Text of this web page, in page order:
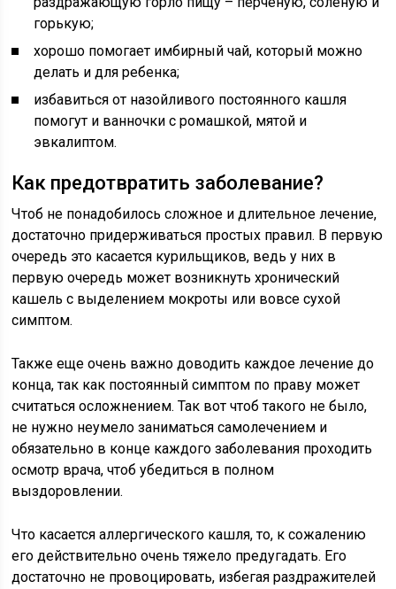
горькую;
хорошо помогает имбирный чай, который можно
делать и для ребенка;
избавиться от назойливого постоянного кашля
помогут и ванночки с ромашкой, мятой и
эвкалиптом.
Как предотвратить заболевание?
Чтоб не понадобилось сложное и длительное лечение,
достаточно придерживаться простых правил. В первую
очередь это касается курильщиков, ведь у них в
первую очередь может возникнуть хронический
кашель с выделением мокроты или вовсе сухой
симптом.
Также еще очень важно доводить каждое лечение до
конца, так как постоянный симптом по праву может
считаться осложнением. Так вот чтоб такого не было,
не нужно неумело заниматься самолечением и
обязательно в конце каждого заболевания проходить
осмотр врача, чтоб убедиться в полном
выздоровлении.
Что касается аллергического кашля, то, к сожалению
его действительно очень тяжело предугадать. Его
достаточно не провоцировать, избегая раздражителей